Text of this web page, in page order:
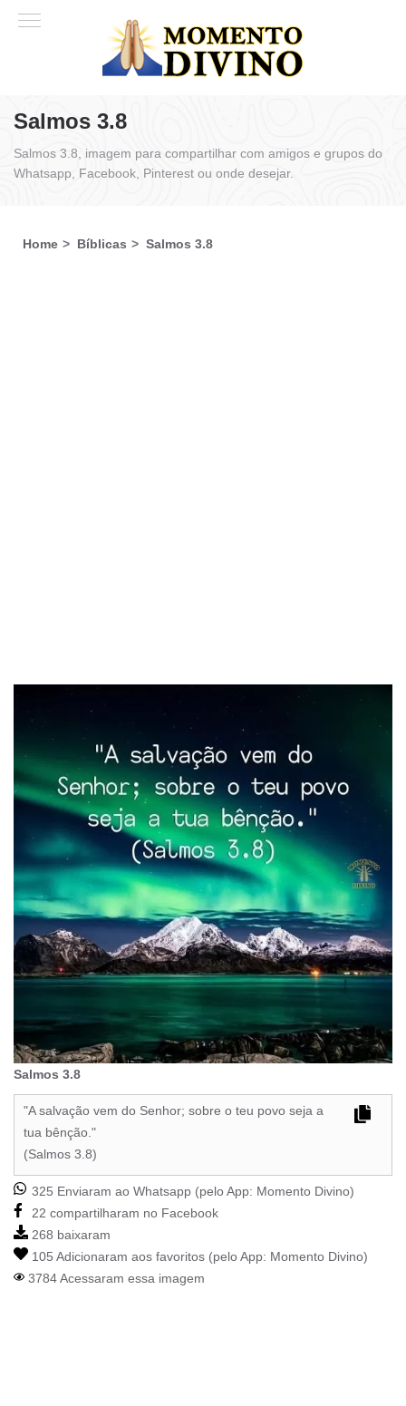
Salmos 3.8
Salmos 3.8, imagem para compartilhar com amigos e grupos do
Whatsapp, Facebook, Pinterest ou onde desejar.
Home Bíblicas Salmos 3.8
Salmos 3.8
"A salvação vem do Senhor; sobre o teu povo seja a
tua bênção."
(Salmos 3.8)
325 Enviaram ao Whatsapp (pelo App: Momento Divino)
22 compartilharam no Facebook
268 baixaram
105 Adicionaram aos favoritos (pelo App: Momento Divino)
3784 Acessaram essa imagem